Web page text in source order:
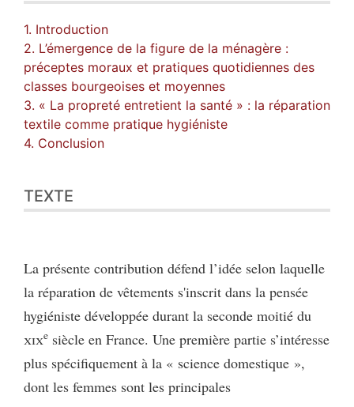
1. Introduction
2. L’émergence de la figure de la ménagère :
préceptes moraux et pratiques quotidiennes des
classes bourgeoises et moyennes
3. « La propreté entretient la santé » : la réparation
textile comme pratique hygiéniste
4. Conclusion
TEXTE
La présente contribution défend l’idée selon laquelle
la réparation de vêtements s'inscrit dans la pensée
hygiéniste développée durant la seconde moitié du
xixe siècle en France. Une première partie s’intéresse
plus spécifiquement à la « science domestique »,
dont les femmes sont les principales